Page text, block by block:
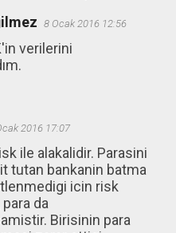
8 Ocak 2016 12:56
verilerini
2016 17:07
ile alakalidir. Parasini
tutan bankanin batma
icin risk
da
Birisinin para